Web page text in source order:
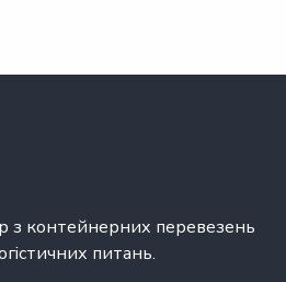
з контейнерних перевезень
питань.